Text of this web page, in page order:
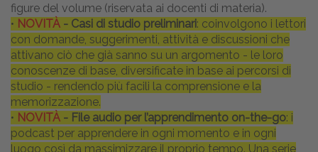
figure del volume (riservata ai docenti di materia).
• NOVITÀ - Casi di studio preliminari: coinvolgono i lettori
con domande, suggerimenti, attività e discussioni che
attivano ciò che già sanno su un argomento - le loro
conoscenze di base, diversificate in base ai percorsi di
studio - rendendo più facili la comprensione e la
memorizzazione.
• NOVITÀ - File audio per l’apprendimento on-the-go: i
podcast per apprendere in ogni momento e in ogni
luogo così da massimizzare il proprio tempo. Una serie